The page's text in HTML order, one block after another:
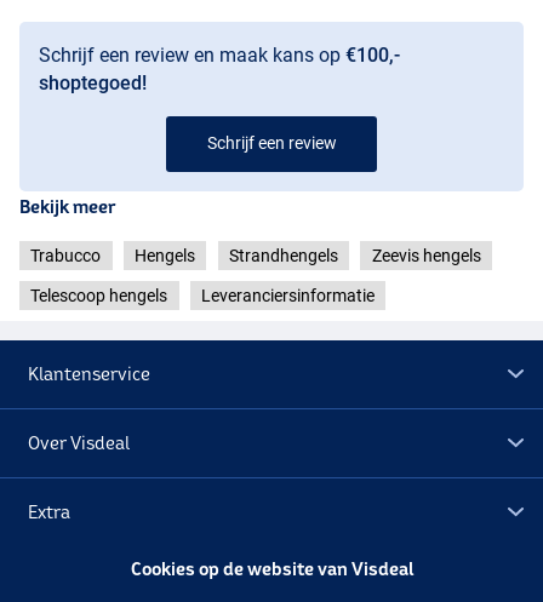
Schrijf een review en maak kans op €100,-
shoptegoed!
Schrijf een review
Bekijk meer
Trabucco Hengels Strandhengels Zeevis hengels
Telescoop hengels Leveranciersinformatie
Klantenservice
Over Visdeal
Extra
Cookies op de website van Visdeal